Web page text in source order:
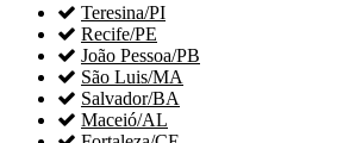
 Teresina/PI
 Recife/PE
 João Pessoa/PB
 São Luis/MA
 Salvador/BA
 Maceió/AL